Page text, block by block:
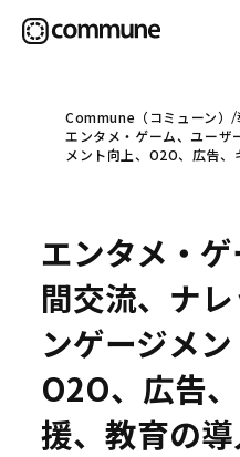
Communeについ
事例
セミナー
Commune（コミューン）
エンタメ・ゲーム、ユーザ
メント向上、O2O、広告
エンタメ・
間交流、ナ
ンゲージメン
O2O、広告
援、教育の